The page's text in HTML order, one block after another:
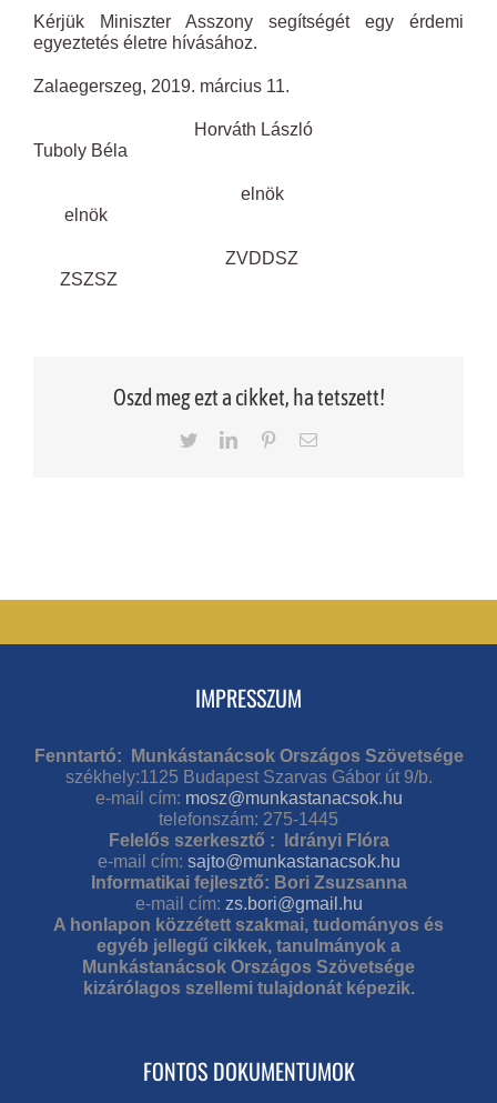
Kérjük Miniszter Asszony segítségét egy érdemi
egyeztetés életre hívásához.
Zalaegerszeg, 2019. március 11.
Horváth László
Tuboly Béla
elnök
elnök
ZVDDSZ
ZSZSZ
Oszd meg ezt a cikket, ha tetszett!
TwitterLinkedInPinterestEmail
IMPRESSZUM
Fenntartó: Munkástanácsok Országos Szövetsége
székhely:1125 Budapest Szarvas Gábor út 9/b.
e-mail cím: mosz@munkastanacsok.hu
telefonszám: 275-1445
Felelős szerkesztő : Idrányi Flóra
e-mail cím: sajto@munkastanacsok.hu
Informatikai fejlesztő: Bori Zsuzsanna
e-mail cím: zs.bori@gmail.hu
A honlapon közzétett szakmai, tudományos és
egyéb jellegű cikkek, tanulmányok a
Munkástanácsok Országos Szövetsége
kizárólagos szellemi tulajdonát képezik.
FONTOS DOKUMENTUMOK